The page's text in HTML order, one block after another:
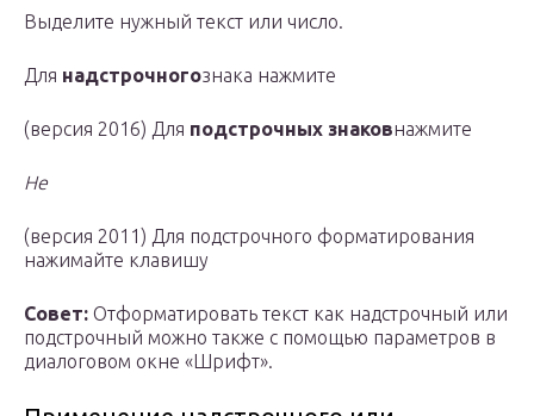
Выделите нужный текст или число.
Для надстрочногознака нажмите
(версия 2016) Для подстрочных знаковнажмите
Не
(версия 2011) Для подстрочного форматирования
нажимайте клавишу
Совет: Отформатировать текст как надстрочный или
подстрочный можно также с помощью параметров в
диалоговом окне «Шрифт».